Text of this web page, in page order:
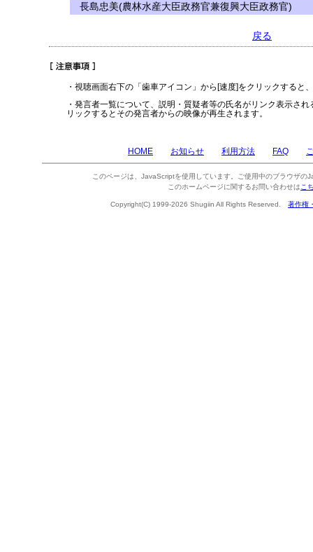
長島忠美(農林水産大臣政務官兼復興大臣政務官)
戻る
・視聴画面右下の「歯車アイコン」から[速度]をクリックすると
・発言者一覧について、説明・質疑者等の氏名がリンク表示さ
リックするとその発言者からの映像が再生されます。
HOME お知らせ 利用方法 FAQ
このページは、JavaScriptを使用しています。ご使用中のブラウザの
このホームページに関するお問い合わせは こ
Copyright(C) 1999-2026 Shugiin All Rights Reserved. 著作権